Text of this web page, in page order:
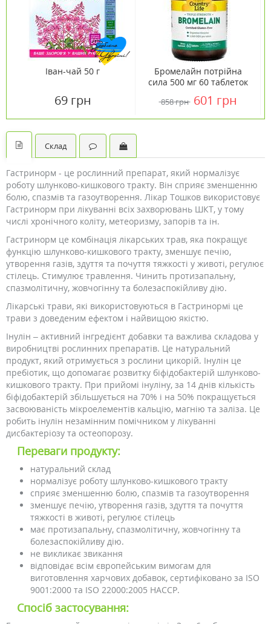
Іван-чай 50 г
69 грн
Бромелайн потрійна
сила 500 мг 60 таблеток
Country Life
858 грн 601 грн
Склад
Гастринорм - це рослинний препарат, який нормалізує
роботу шлунково-кишкового тракту. Він сприяє зменшенню
болю, спазмів та газоутворення. Лікар Тошков використовує
Гастринорм при лікуванні всіх захворювань ШКТ, у тому
числі хронічного коліту, метеоризму, запорів та ін.
Гастринорм це комбінація лікарських трав, яка покращує
функцію шлунково-кишкового тракту, зменшує печію,
утворення газів, здуття та почуття тяжкості у животі, регулює
стілець. Стимулює травлення. Чинить протизапальну,
спазмолітичну, жовчогінну та болезаспокійливу дію.
Лікарські трави, які використовуються в Гастринормі це
трави з доведеним ефектом і найвищою якістю.
Інулін – активний інгредієнт добавки та важлива складова у
виробництві рослинних препаратів. Це натуральний
продукт, який отримується з рослини цикорій. Інулін це
пребіотик, що допомагає розвитку біфідобактерій шлунково-
кишкового тракту. При прийомі інуліну, за 14 днів кількість
біфідобактерій збільшується на 70% і на 50% покращується
засвоюваність мікроелементів кальцію, магнію та заліза. Це
робить інулін незамінним помічником у лікуванні
дисбактеріозу та остеопорозу.
Переваги продукту:
натуральний склад
нормалізує роботу шлунково-кишкового тракту
сприяє зменшенню болю, спазмів та газоутворення
зменшує печію, утворення газів, здуття та почуття
тяжкості в животі, регулює стілець
має протизапальну, спазмолітичну, жовчогінну та
болезаспокійливу дію.
не викликає звикання
відповідає всім європейським вимогам для
виготовлення харчових добавок, сертифіковано за ISO
9001:2000 та ISO 22000:2005 НАССР.
Спосіб застосування: